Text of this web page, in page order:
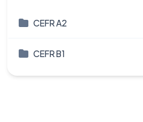
CEFR A2
CEFR B1